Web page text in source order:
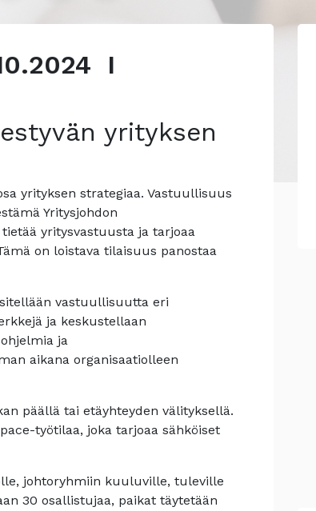
I
yrityksen
yrityksen strategiaa. Vastuullisuus
Yritysjohdon
yritysvastuusta ja tarjoaa
on loistava tilaisuus panostaa
vastuullisuutta eri
ja keskustellaan
ja
aikana organisaatiolleen
päällä tai etäyhteyden välityksellä.
työtilaa, joka tarjoaa sähköiset
johtoryhmiin kuuluville, tuleville
30 osallistujaa, paikat täytetään